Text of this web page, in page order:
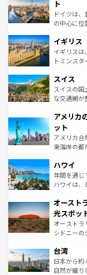
ンテンツ一
聖堂、美
から魅了
れ、フラン
香り高いラ
らに、パ
も豊かな歴
を参照して
ト
ドイツは
の中心に位
顔を持つこ
ルリンの文
してライ
は、お酒好き
ドイツ情報
イギリス
イギリスは
トミンス
リアごとに
ティー、
戦など、本
ンツ一覧を
スイス
スイスの
な交通網が
の建物がそ
博物館もあ
ことができ
者向けの交
着のスイス
アメリカ
ット
アメリカ合
東海岸の都
のような巨
ンメントが
西部には
部のニュー
文化が魅力
しみながら
るだろう。
情報は
ハワイ
年間を通じ
ハワイは、
ワイ島は見
島だが、静
おすすめ。
文化や歴史
人々、おい
ク、伝統的
っている。
オースト
光スポッ
オーストラ
シドニーの
リアリーフ
ク）、タス
ど、見どこ
台湾
日本から約
自然が織り